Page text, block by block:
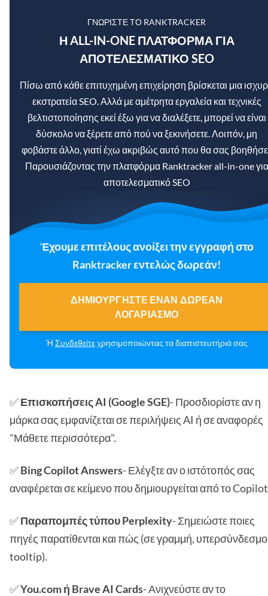
ΓΝΩΡΊΣΤΕ ΤΟ RANKTRACKER
Η ALL-IN-ONE ΠΛΑΤΦΌΡΜΑ ΓΙΑ
ΑΠΟΤΕΛΕΣΜΑΤΙΚΌ SEO
Πίσω από κάθε επιτυχημένη επιχείρηση βρίσκεται μια
εκστρατεία SEO. Αλλά με αμέτρητα εργαλεία και τεχνικές
βελτιστοποίησης εκεί έξω για να διαλέξετε, μπορεί να είναι
δύσκολο να ξέρετε από πού να ξεκινήσετε. Λοιπόν, μη
φοβάστε άλλο, γιατί έχω ακριβώς αυτό που θα σας
Παρουσιάζοντας την πλατφόρμα Ranktracker all-in-one για
αποτελεσματικό SEO
Έχουμε επιτέλους ανοίξει την εγγραφή στο
Ranktracker εντελώς δωρεάν!
ΔΗΜΙΟΥΡΓΉΣΤΕ ΈΝΑΝ ΔΩΡΕΆΝ
ΛΟΓΑΡΙΑΣΜΌ
Ή Συνδεθείτεχρησιμοποιώντας τα διαπιστευτήριά σας
✅Επισκοπήσεις AI (Google SGE)- Προσδιορίστε αν η
μάρκα σας εμφανίζεται σε περιλήψεις AI ή σε αναφορές
"Μάθετε περισσότερα".
✅Bing Copilot Answers- Ελέγξτε αν ο ιστότοπός σας
αναφέρεται σε κείμενο που δημιουργείται από το
✅Παραπομπές τύπου Perplexity- Σημειώστε ποιες
πηγές παρατίθενται και πώς (σε γραμμή,
tooltip).
✅You.com ή Brave AI Cards- Ανιχνεύστε αν το